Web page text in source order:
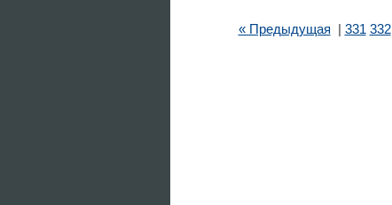
« Предыдущая 331 332